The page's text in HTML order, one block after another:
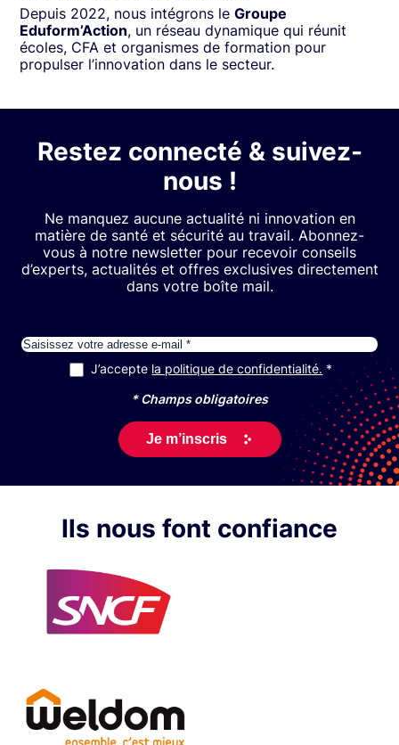
Depuis 2022, nous intégrons leGroupe
Eduform’Action, un réseau dynamique qui réunit
écoles, CFA et organismes de formation pour
propulser l’innovation dans le secteur.
Restez connecté & suivez-
nous !
Ne manquez aucune actualité ni innovation en
matière de santé et sécurité au travail. Abonnez-
vous à notre newsletter pour recevoir conseils
d’experts, actualités et offres exclusives directement
dans votre boîte mail.
RGPD
J’accepte la politique de confidentialité. *
* Champs obligatoires
Ils nous font confiance